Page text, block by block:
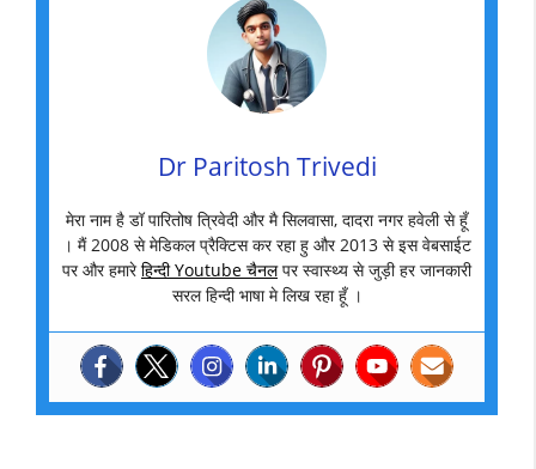
Dr Paritosh Trivedi
मेरा नाम है डॉ पारितोष त्रिवेदी और मै सिलवासा, दादरा नगर हवेली से हूँ
। मैं 2008 से मेडिकल प्रैक्टिस कर रहा हु और 2013 से इस वेबसाईट
पर और हमारेहिन्दी Youtube चैनलपर स्वास्थ्य से जुड़ी हर जानकारी
सरल हिन्दी भाषा मे लिख रहा हूँ ।